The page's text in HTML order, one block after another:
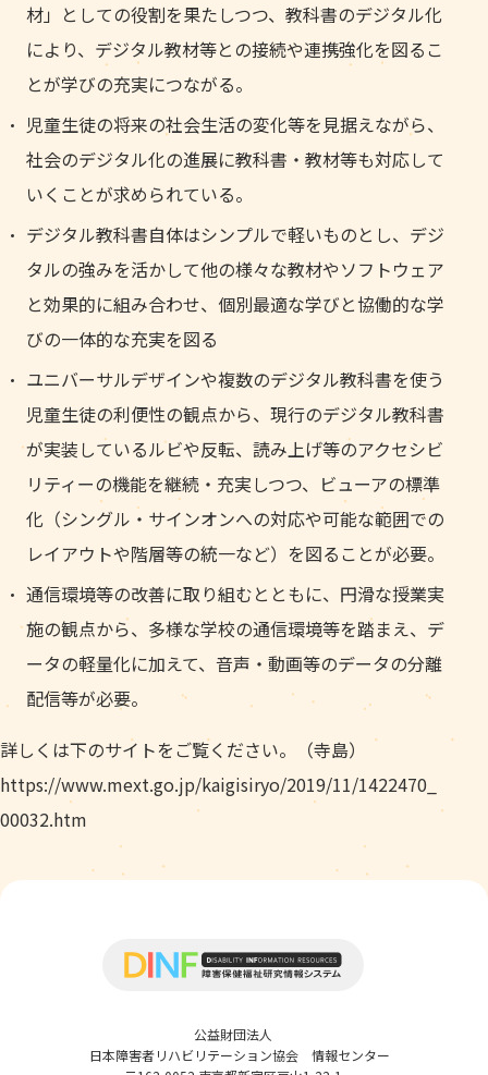
材」としての役割を果たしつつ、教科書のデジタル化
により、デジタル教材等との接続や連携強化を図るこ
とが学びの充実につながる。
児童生徒の将来の社会生活の変化等を見据えながら、
社会のデジタル化の進展に教科書・教材等も対応して
いくことが求められている。
デジタル教科書自体はシンプルで軽いものとし、デジ
タルの強みを活かして他の様々な教材やソフトウェア
と効果的に組み合わせ、個別最適な学びと協働的な学
びの一体的な充実を図る
ユニバーサルデザインや複数のデジタル教科書を使う
児童生徒の利便性の観点から、現行のデジタル教科書
が実装しているルビや反転、読み上げ等のアクセシビ
リティーの機能を継続・充実しつつ、ビューアの標準
化（シングル・サインオンへの対応や可能な範囲での
レイアウトや階層等の統一など）を図ることが必要。
通信環境等の改善に取り組むとともに、円滑な授業実
施の観点から、多様な学校の通信環境等を踏まえ、デ
ータの軽量化に加えて、音声・動画等のデータの分離
配信等が必要。
詳しくは下のサイトをご覧ください。（寺島）
https://www.mext.go.jp/kaigisiryo/2019/11/1422470_
00032.htm
公益財団法人
日本障害者リハビリテーション協会 情報センター